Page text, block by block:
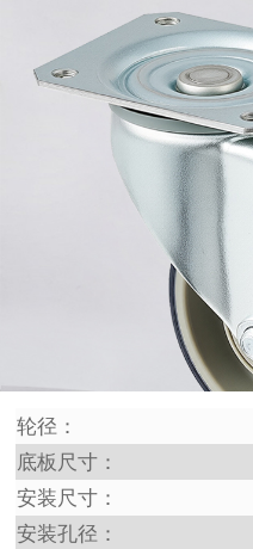
轮径：
底板尺寸：
安装尺寸：
安装孔径：